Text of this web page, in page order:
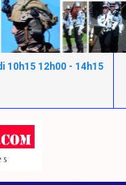
10h15 12h00 - 14h15